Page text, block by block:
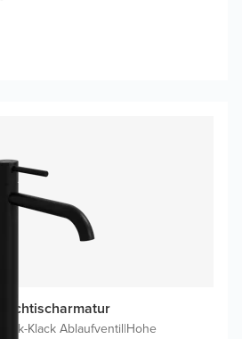
Klack Ablaufventil|Hohe